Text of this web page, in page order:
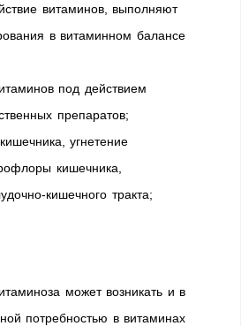
витаминов, выполняют
в витаминном балансе
под действием
препаратов;
угнетение
кишечника,
кишечного тракта;
может возникать и в
потребностью в витаминах